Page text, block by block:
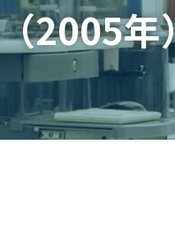
2005年